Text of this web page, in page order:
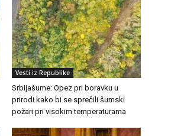
Vesti iz Republike
Srbijašume: Opez pri boravku u
prirodi kako bi se sprečili šumski
požari pri visokim temperaturama